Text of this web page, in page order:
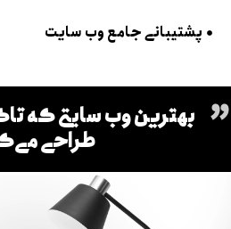
پشتیبانی جامع وب سایت
بهترین وب سایتی که
طراحی